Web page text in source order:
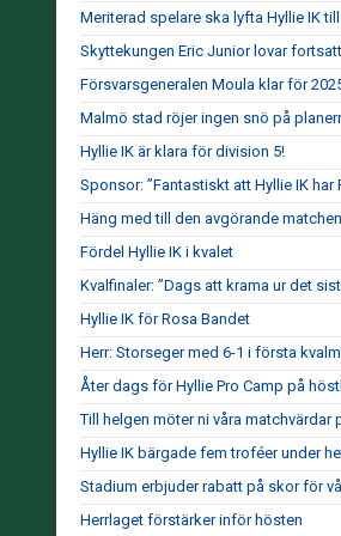
Meriterad spelare ska lyfta Hyllie IK
Skyttekungen Eric Junior lovar
Försvarsgeneralen Moula klar för
Malmö stad röjer ingen snö på
Hyllie IK är klara för division 5!
Sponsor: ”Fantastiskt att Hyllie IK har
Häng med till den avgörande
Fördel Hyllie IK i kvalet
Kvalfinaler: ”Dags att krama ur det
Hyllie IK för Rosa Bandet
Herr: Storseger med 6-1 i första
Åter dags för Hyllie Pro Camp på
Till helgen möter ni våra matchvärdar
Hyllie IK bärgade fem troféer under
Stadium erbjuder rabatt på skor för
Herrlaget förstärker inför hösten